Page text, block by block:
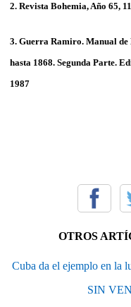
2. Revista Bohemia, Año 65,
3. Guerra Ramiro. Manual de
hasta 1868. Segunda Parte.
1987
OTROS
Cuba da el ejemplo en la
SIN